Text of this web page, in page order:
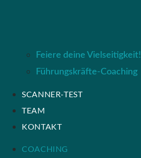
Feiere deine Vielseitigkeit!
Führungskräfte-Coaching
SCANNER-TEST
TEAM
KONTAKT
COACHING